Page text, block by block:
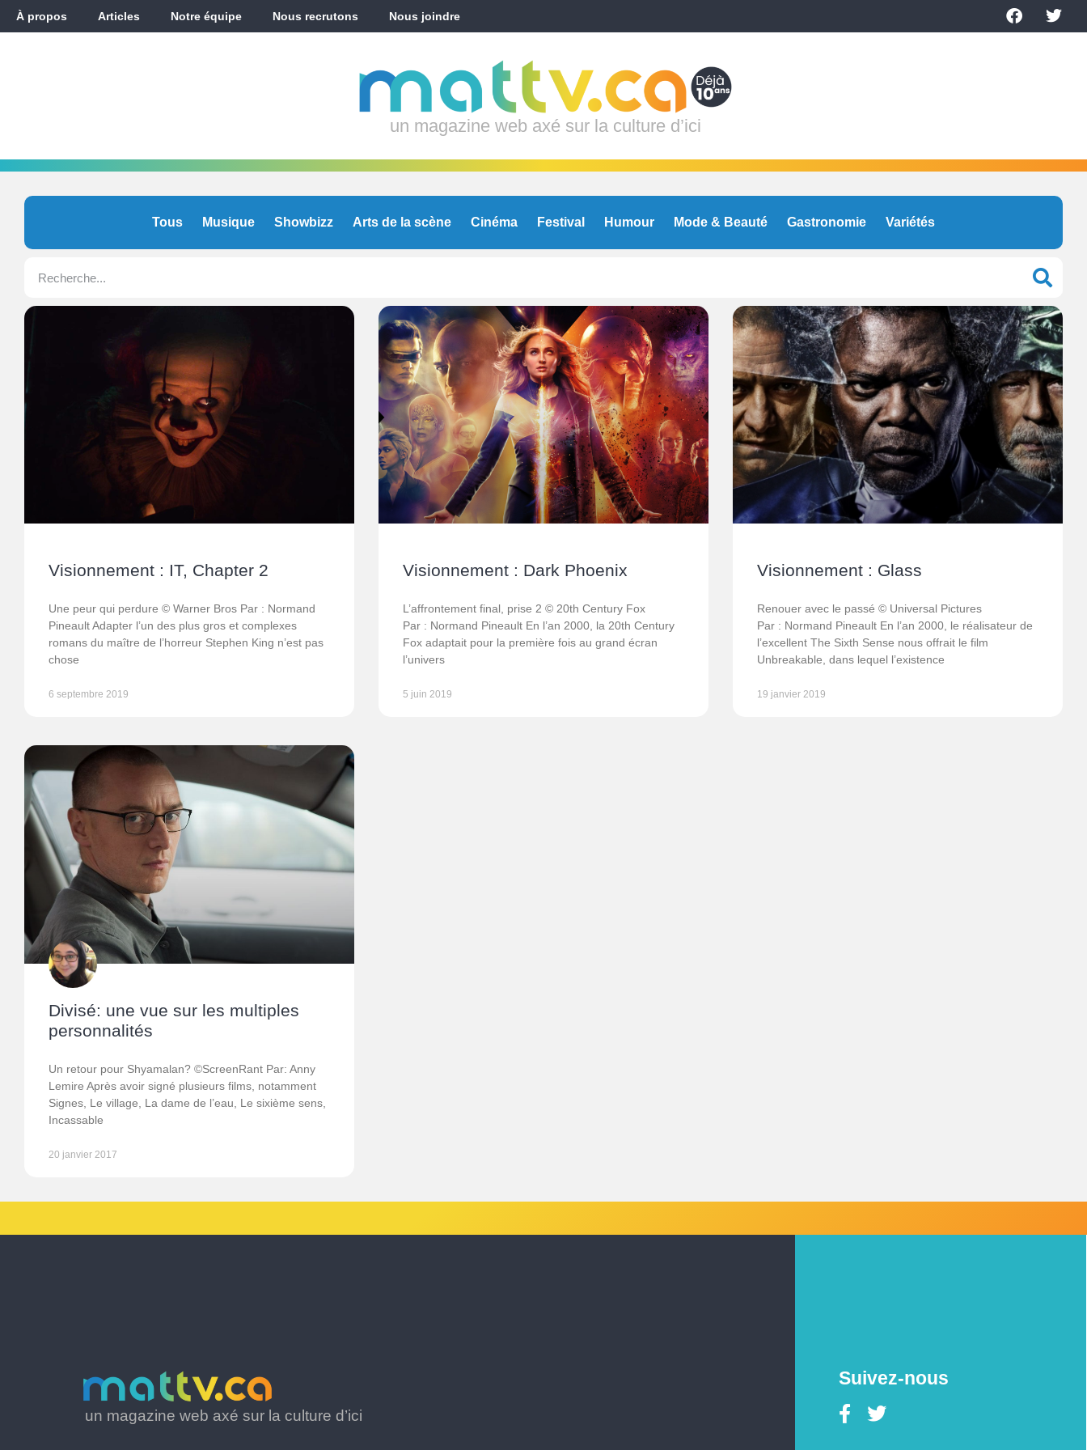
À propos Articles Notre équipe Nous recrutons Nous joindre
un magazine web axé sur la culture d’ici
Tous Musique Showbizz Arts de la scène Cinéma Festival Humour Mode & Beauté Gastronomie Variétés
Visionnement : IT, Chapter 2
Une peur qui perdure © Warner Bros Par : Normand
Pineault Adapter l’un des plus gros et complexes
romans du maître de l’horreur Stephen King n’est pas
chose
6 septembre 2019
Visionnement : Dark Phoenix
L’affrontement final, prise 2 © 20th Century Fox
Par : Normand Pineault En l’an 2000, la 20th Century
Fox adaptait pour la première fois au grand écran
l’univers
5 juin 2019
Visionnement : Glass
Renouer avec le passé © Universal Pictures
Par : Normand Pineault En l’an 2000, le réalisateur de
l’excellent The Sixth Sense nous offrait le film
Unbreakable, dans lequel l’existence
19 janvier 2019
Divisé: une vue sur les multiples
personnalités
Un retour pour Shyamalan? ©ScreenRant Par: Anny
Lemire Après avoir signé plusieurs films, notamment
Signes, Le village, La dame de l’eau, Le sixième sens,
Incassable
20 janvier 2017
un magazine web axé sur la culture d’ici
Suivez-nous